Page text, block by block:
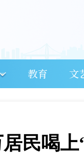
教育 文
民喝上